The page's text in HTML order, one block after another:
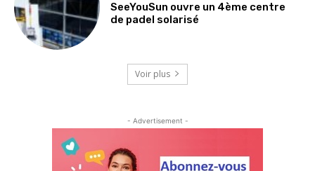
SeeYouSun ouvre un 4ème centre
de padel solarisé
Voir plus
- Advertisement -